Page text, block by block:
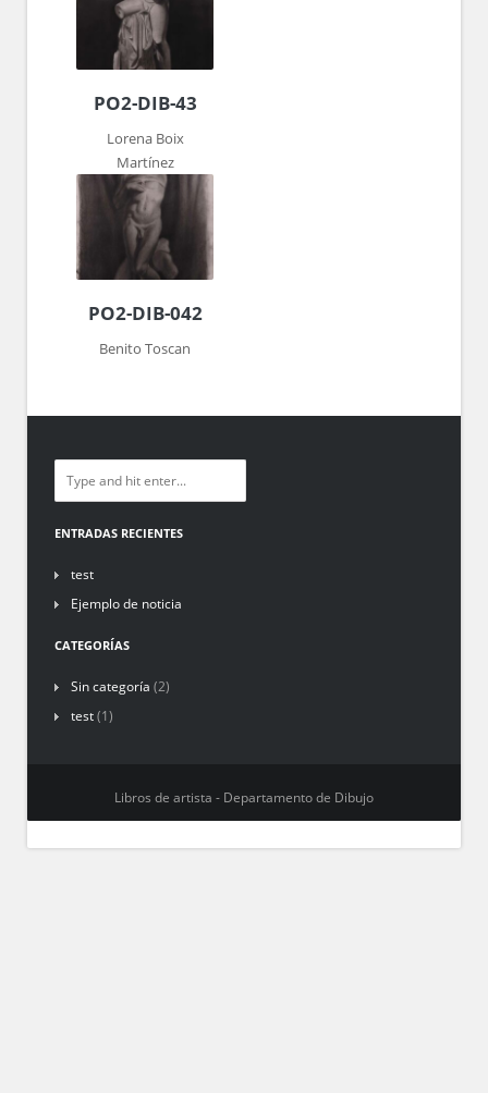
PO2-DIB-43
Lorena Boix
Martínez
PO2-DIB-042
Benito Toscan
ENTRADAS RECIENTES
test
Ejemplo de noticia
CATEGORÍAS
Sin categoría (2)
test(1)
Libros de artista - Departamento de Dibujo